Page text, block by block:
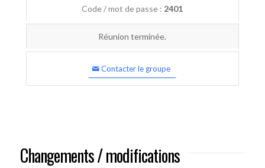
Code / mot de passe : 2401
Réunion terminée.
Contacter le groupe
Changements / modifications